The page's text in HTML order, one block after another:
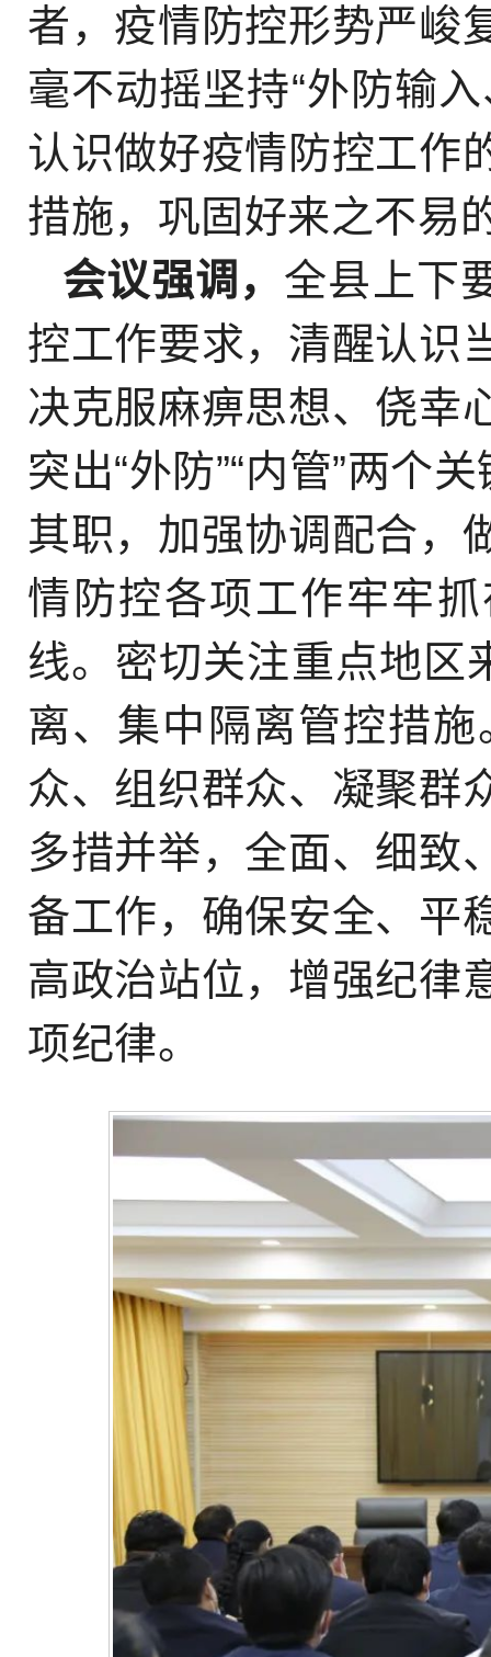
者，疫情防控形势严峻
毫不动摇坚持“外防输
认识做好疫情防控工作
措施，巩固好来之不易
会议强调， 全县上下
控工作要求，清醒认识
决克服麻痹思想、侥幸
突出“外防”“内管”两个
其职，加强协调配合，
情防控各项工作牢牢
线。密切关注重点地区
离、集中隔离管控措
众、组织群众、凝聚群
多措并举，全面、细致
备工作，确保安全、平
高政治站位，增强纪律
项纪律。